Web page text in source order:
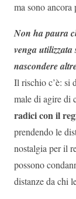
ma sono ancora
Non ha paura
venga
nascondere
Il rischio c’è: si
male di agire di
radici con il
prendendo le
nostalgia per il
possono
distanze da chi